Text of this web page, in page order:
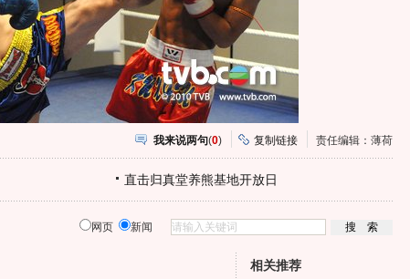
我来说两句(0) 复制链接 责任编辑：薄荷
直击归真堂养熊基地开放日
网页 新闻
相关推荐